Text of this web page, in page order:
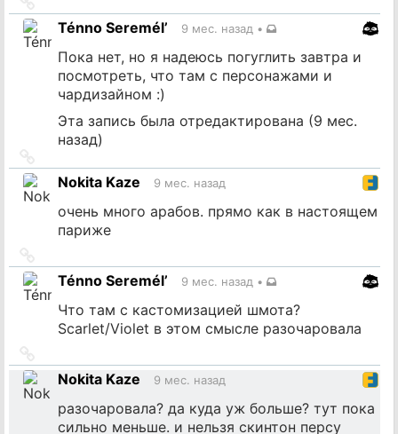
на
источник
Ténno Seremél’ 9 мес. назад •
Пока нет, но я надеюсь погуглить завтра и
посмотреть, что там с персонажами и
чардизайном :)
Эта запись была отредактирована (9 мес.
назад)
на
источник
Nokita Kaze 9 мес. назад
очень много арабов. прямо как в настоящем
париже
на
источник
Ténno Seremél’ 9 мес. назад •
Что там с кастомизацией шмота?
Scarlet/Violet в этом смысле разочаровала
на
источник
Nokita Kaze 9 мес. назад
разочаровала? да куда уж больше? тут пока
сильно меньше. и нельзя скинтон персу